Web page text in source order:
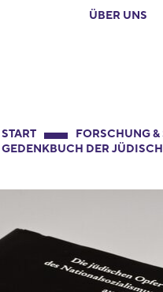
ÜBER UNS
START FORSCHUNG
GEDENKBUCH DER